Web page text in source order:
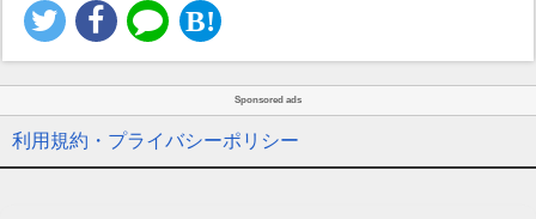
Sponsored ads
利用規約・プライバシーポリシー